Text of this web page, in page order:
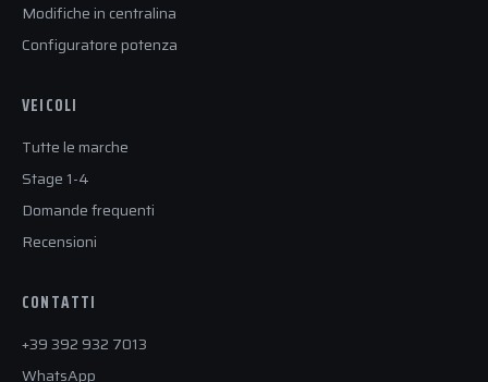
Modifiche in centralina
Configuratore potenza
VEICOLI
Tutte le marche
Stage 1-4
Domande frequenti
Recensioni
CONTATTI
+39 392 932 7013
WhatsApp